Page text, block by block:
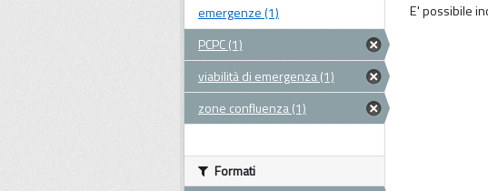
E' possibile
emergenze (1)
PCPC (1)
viabilità di emergenza (1)
zone confluenza (1)
Formati